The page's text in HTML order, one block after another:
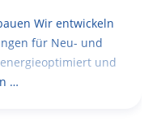
Wir entwickeln
für Neu- und
und
…